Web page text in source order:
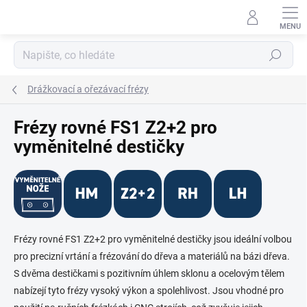
Hledat
Drážkovací a ořezávací frézy
Frézy rovné FS1 Z2+2 pro
vyměnitelné destičky
Frézy rovné FS1 Z2+2 pro vyměnitelné destičky jsou ideální volbou
pro precizní vrtání a frézování do dřeva a materiálů na bázi dřeva.
S dvěma destičkami s pozitivním úhlem sklonu a ocelovým tělem
nabízejí tyto frézy vysoký výkon a spolehlivost. Jsou vhodné pro